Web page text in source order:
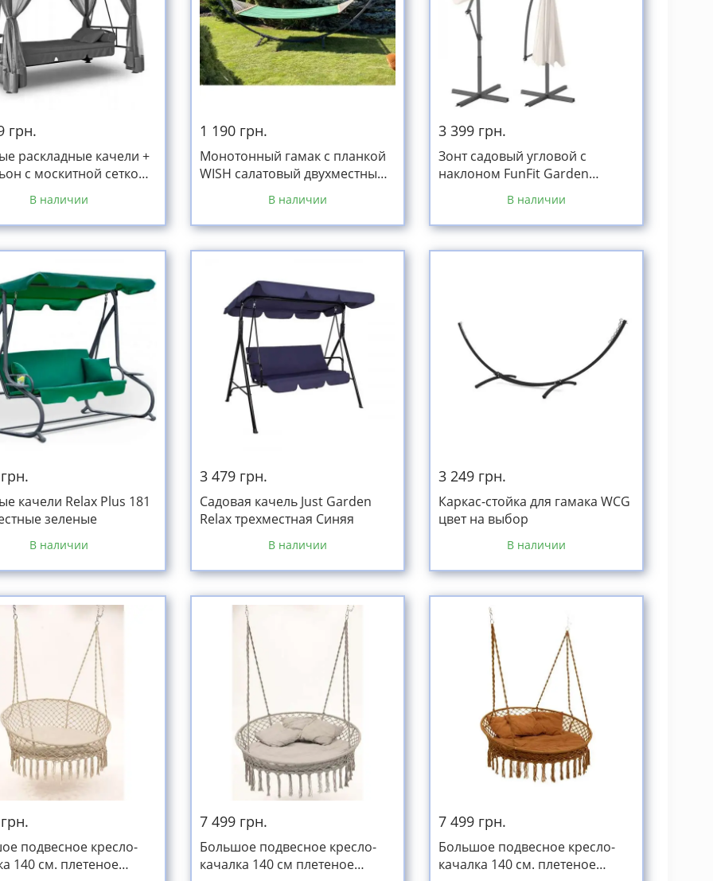
грн.
раскладные качели +
с москитной сеткой
В наличии
1 190 грн.
Монотонный гамак с планкой
WISH салатовый двухместный
В наличии
3 399 грн.
Зонт садовый угловой с
наклоном FunFit Garden
В наличии
качели Relax Plus 181
зеленые
В наличии
3 479 грн.
Садовая качель Just Garden
Relax трехместная Синяя
В наличии
3 249 грн.
Каркас-стойка для гамака WCG
цвет на выбор
В наличии
подвесное кресло-
140 см. плетеное
7 499 грн.
Большое подвесное кресло-
качалка 140 см плетеное
7 499 грн.
Большое подвесное кресло-
качалка 140 см. плетеное